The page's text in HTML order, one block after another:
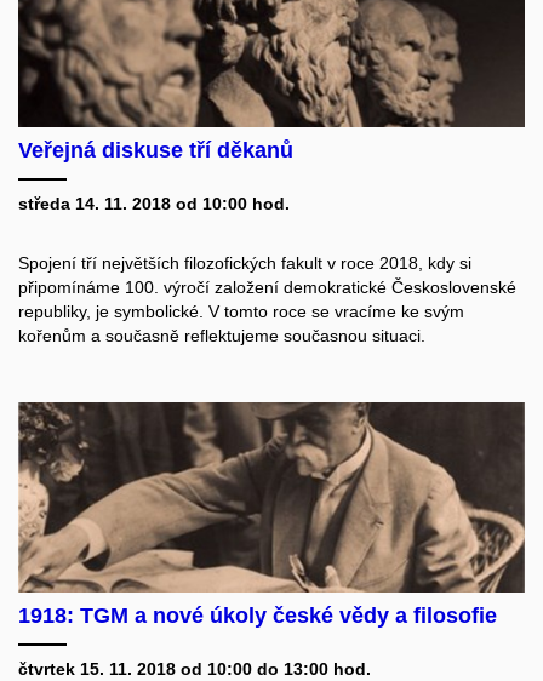
Veřejná diskuse tří děkanů
středa 14. 11. 2018 od 10:00 hod.
Spojení tří největších filozofických fakult v roce 2018, kdy si
připomínáme 100. výročí založení demokratické Československé
republiky, je symbolické. V tomto roce se vracíme ke svým
kořenům a současně reflektujeme současnou situaci.
1918: TGM a nové úkoly české vědy a filosofie
čtvrtek 15. 11. 2018 od 10:00 do 13:00 hod.